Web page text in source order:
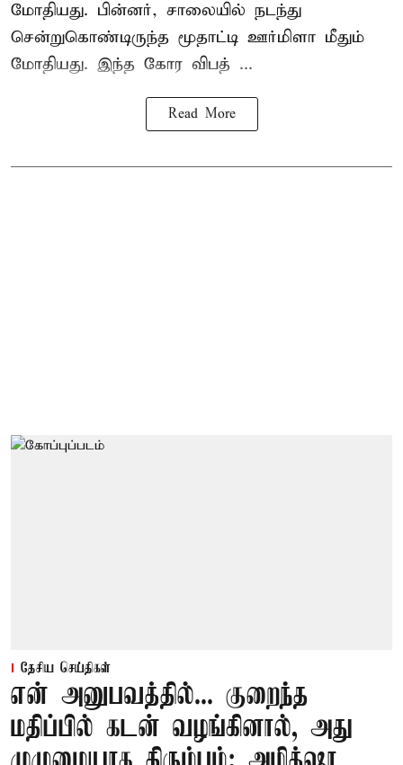
மோதியது. பின்னர், சாலையில் நடந்து
சென்றுகொண்டிருந்த மூதாட்டி ஊர்மிளா மீதும்
மோதியது. இந்த கோர விபத் ...
Read More
தேசிய செய்திகள்
என் அனுபவத்தில்... குறைந்த
மதிப்பில் கடன் வழங்கினால், அது